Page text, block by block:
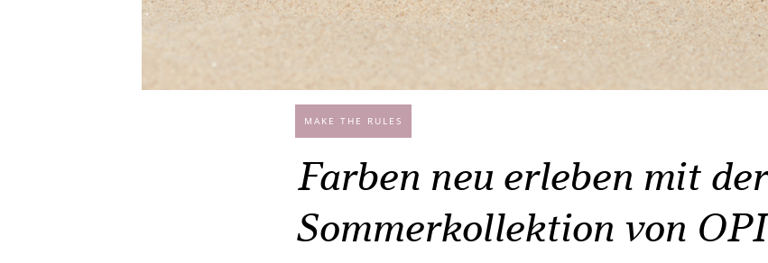
MAKE THE RULES
Farben neu erleben mit der
Sommerkollektion von OPI